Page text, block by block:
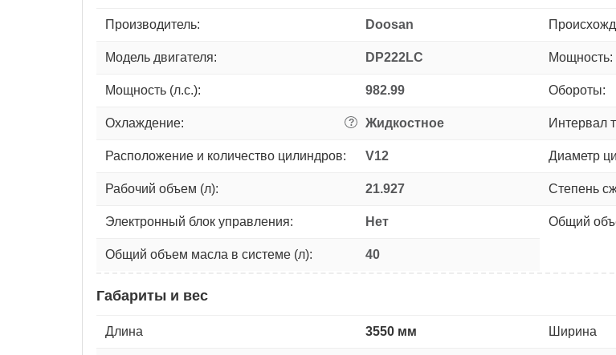
Производитель: Doosan
Модель двигателя: DP222LC Мощность:
Мощность (л.с.): 982.99 Обороты:
Охлаждение: ? Жидкостное Интервал
Расположение и количество цилиндров: V12 Диаметр
Рабочий объем (л): 21.927 Степень
Электронный блок управления: Нет Общий
Общий объем масла в системе (л): 40
Габариты и вес
Длина 3550 мм Ширина